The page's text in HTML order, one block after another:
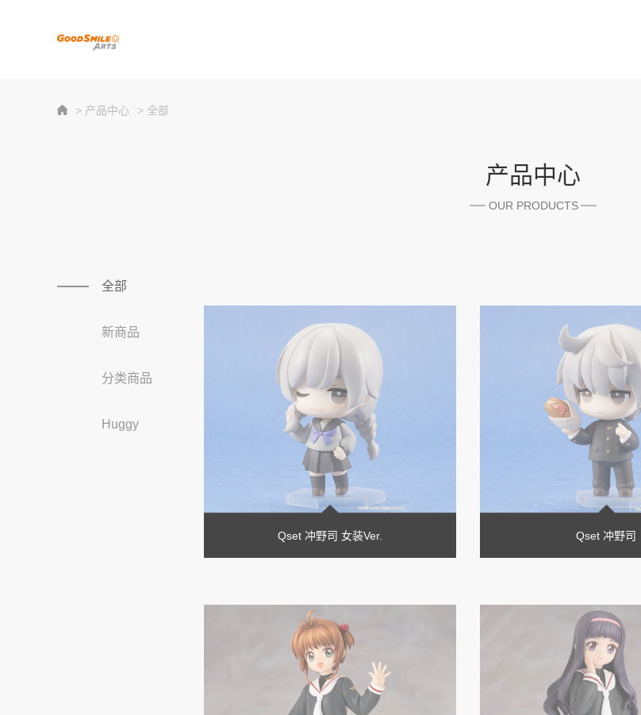
> 产品中心 > 全部
产品中心
OUR PRODUCTS
全部
新商品
分类商品
Huggy
Qset 冲野司 女装Ver. Qset 冲野司